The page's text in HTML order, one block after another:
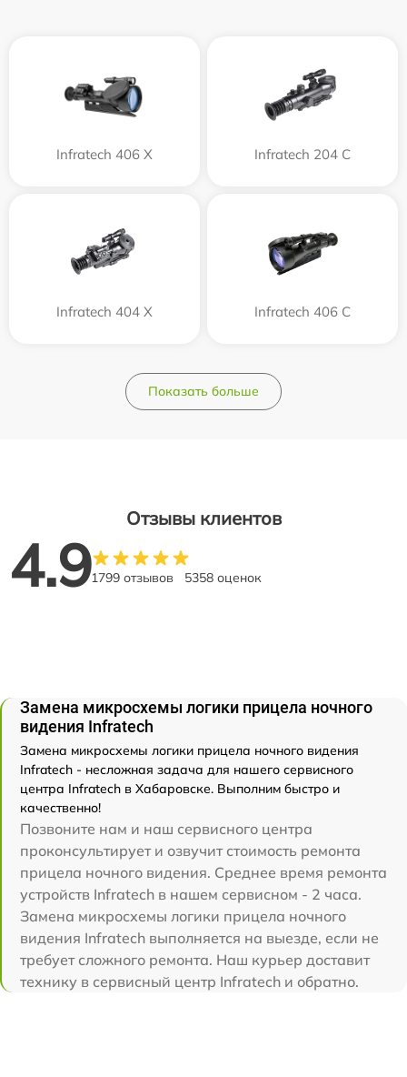
Infratech 406 Х Infratech 204 С
Infratech 404 Х Infratech 406 С
Показать больше
Отзывы клиентов
4.91799 отзывов 5358 оценок
Замена микросхемы логики прицела ночного
видения Infratech
Замена микросхемы логики прицела ночного видения
Infratech - несложная задача для нашего сервисного
центра Infratech в Хабаровске. Выполним быстро и
качественно!
Позвоните нам и наш сервисного центра
проконсультирует и озвучит стоимость ремонта
прицела ночного видения. Среднее время ремонта
устройств Infratech в нашем сервисном - 2 часа.
Замена микросхемы логики прицела ночного
видения Infratech выполняется на выезде, если не
требует сложного ремонта. Наш курьер доставит
технику в сервисный центр Infratech и обратно.